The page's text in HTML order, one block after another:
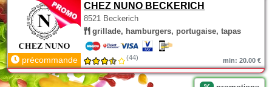
CHEZ NUNO BECKERICH
8521 Beckerich
grillade, hamburgers, portugaise, tapas
précommande (44) min: 20.00 €